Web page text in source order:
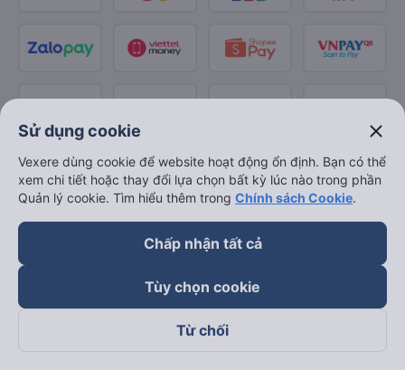
Sử dụng cookie close
Vexere dùng cookie để website hoạt động ổn định. Bạn có thể
xem chi tiết hoặc thay đổi lựa chọn bất kỳ lúc nào trong phần
Quản lý cookie. Tìm hiểu thêm trong Chính sách Cookie.
Chấp nhận tất cả
Tùy chọn cookie
Từ chối